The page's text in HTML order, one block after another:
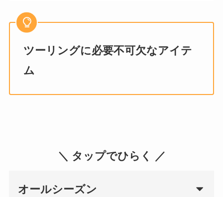
ツーリングに必要不可欠なアイテ
ム
＼ タップでひらく ／
オールシーズン